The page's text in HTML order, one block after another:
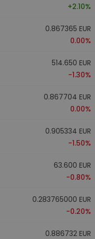
+2.10%
0.867365 EUR
0.00%
514.650 EUR
-1.30%
0.867704 EUR
0.00%
0.905334 EUR
-1.50%
63.600 EUR
-0.80%
0.283765000 EUR
-0.20%
0.886732 EUR